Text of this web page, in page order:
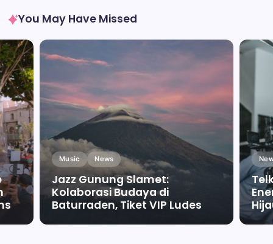
You May Have Missed
Music News
Jazz Gunung Slamet:
Kolaborasi Budaya di
Baturraden, Tiket VIP Ludes
By Falah Malaika Az Zahra